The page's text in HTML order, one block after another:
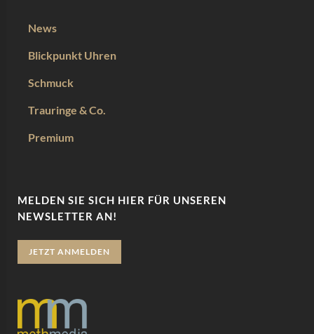
News
Blickpunkt Uhren
Schmuck
Trauringe & Co.
Premium
MELDEN SIE SICH HIER FÜR UNSEREN
NEWSLETTER AN!
JETZT ANMELDEN